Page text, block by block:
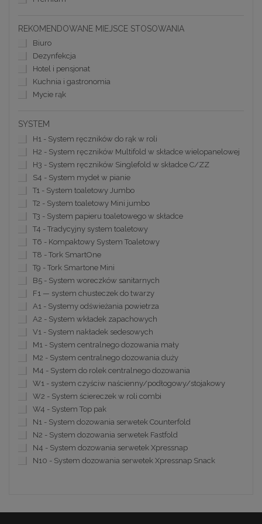
REKOMENDOWANE MIEJSCE STOSOWANIA
Biuro
Dezynfekcja
Hotel i pensjonat
Kuchnia i gastronomia
Mycie rąk
SYSTEM
H1 - System ręczników do rąk w roli
H2 - System ręczników Multifold w składce wielopanelowej
H3 - System ręczników Singlefold w składce C/ZZ
S4 - System mydeł w pianie
T1 - System toaletowy Jumbo
T2 - System toaletowy Mini jumbo
T3 - System papieru toaletowego w składce
T4 - Tradycyjny system toaletowy
T6 - Kompaktowy System Toaletowy
T8 - Tork SmartOne
T9 - Tork Smartone Mini
B5 - System woreczków sanitarnych
F1 — system chusteczek do twarzy
A1 - Systemy odświeżania powietrza
A2 - System wkładek zapachowych
V1 - System nakładek sedesowych
M1 - System centralnego dozowania mały
M2 - System centralnego dozowania duży
M4 - System do rolek centralnego dozowania
W1 - system czyściw naścienny/podłogowy/stojakowy
W2 - System ściereczek w roli combi
W4 - System Top pak
N1 - System dozowania serwetek Counterfold
N2 - System dozowania serwetek Fastfold
N4 - System dozowania serwetek Xpressnap
N10 - System dozowania serwetek Xpressnap Snack